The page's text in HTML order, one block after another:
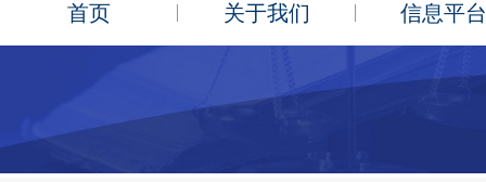
首页 关于我们 信息平